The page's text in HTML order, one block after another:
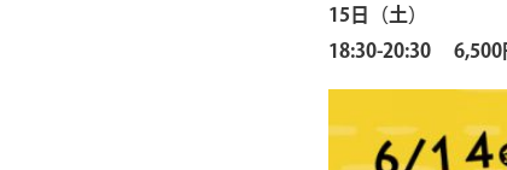
15日（土）
18:30-20:30 6,500